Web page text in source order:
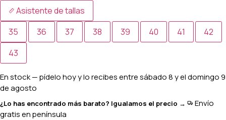
Asistente de tallas
35
36 37 38 39 40 41
42
43
En stock— pídelo hoy y lo recibes entresábado 8 y el domingo 9
de agosto
¿Lo has encontrado más barato? Igualamos el precio →
Envío
gratis en península